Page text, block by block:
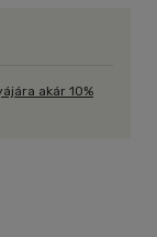
akár 10%